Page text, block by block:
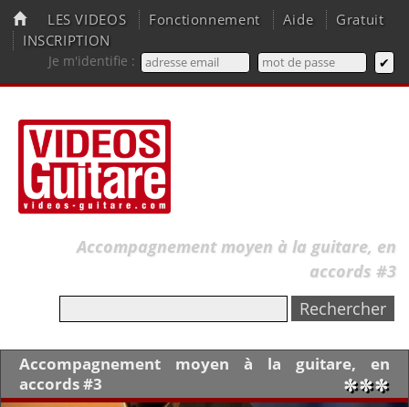
LES VIDEOS Fonctionnement Aide
Gratuit
INSCRIPTION
Je m'identifie :
Accompagnement moyen à la guitare, en
accords #3
Accompagnement moyen à la guitare, en
accords #3
✼✼✼